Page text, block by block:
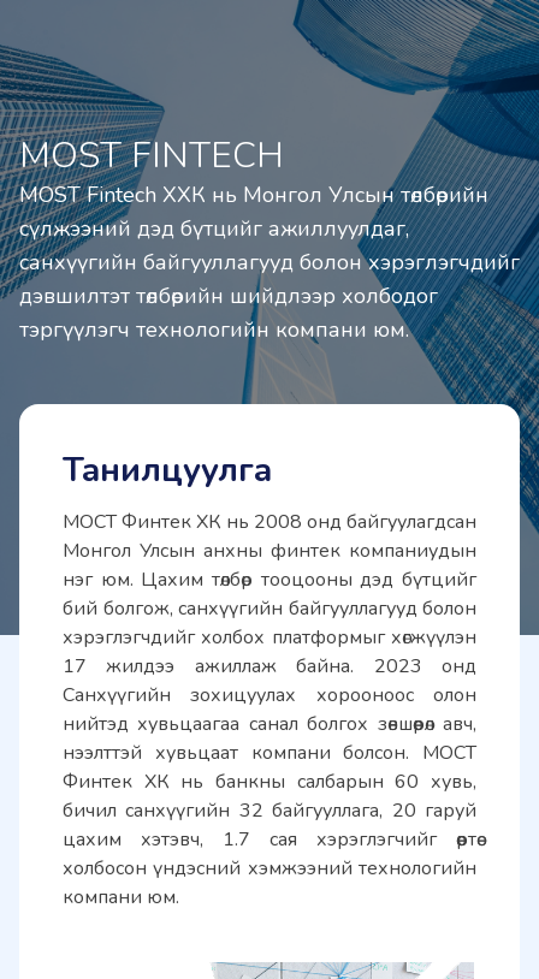
MOST FINTECH
MOST Fintech ХХК нь Монгол Улсын төлбөрийн
сүлжээний дэд бүтцийг ажиллуулдаг,
санхүүгийн байгууллагууд болон хэрэглэгчдийг
дэвшилтэт төлбөрийн шийдлээр холбодог
тэргүүлэгч технологийн компани юм.
Танилцуулга
МОСТ Финтек ХК нь 2008 онд байгуулагдсан
Монгол Улсын анхны финтек компаниудын
нэг юм. Цахим төлбөр тооцооны дэд бүтцийг
бий болгож, санхүүгийн байгууллагууд болон
хэрэглэгчдийг холбох платформыг хөгжүүлэн
17 жилдээ ажиллаж байна. 2023 онд
Санхүүгийн зохицуулах хорооноос олон
нийтэд хувьцаагаа санал болгох зөвшөөрөл авч,
нээлттэй хувьцаат компани болсон. МОСТ
Финтек ХК нь банкны салбарын 60 хувь,
бичил санхүүгийн 32 байгууллага, 20 гаруй
цахим хэтэвч, 1.7 сая хэрэглэгчийг өөртөө
холбосон үндэсний хэмжээний технологийн
компани юм.